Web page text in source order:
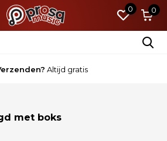
0 0
Altijd gratis
met boks